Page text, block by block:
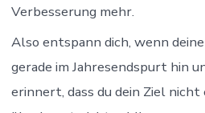
Verbesserung mehr.
Also entspann dich, wenn
gerade im Jahresendspurt hin
erinnert, dass du dein Ziel